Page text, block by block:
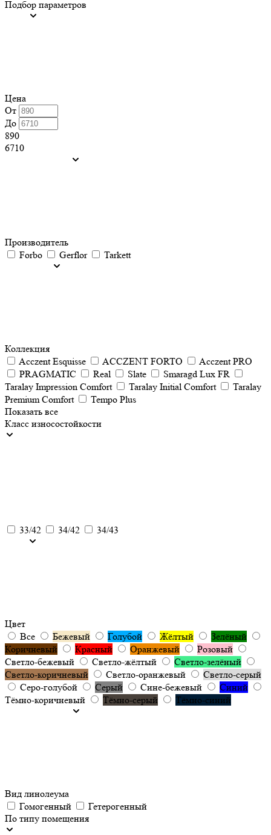
Подбор параметров
Цена
От
До
890
6710
Производитель
Forbo
Gerflor Tarkett
Коллекция
Acczent Esquisse
ACCZENT FORTO
Acczent PRO
PRAGMATIC
Real Slate
Smaragd Lux FR
Taralay Impression Comfort
Taralay Initial Comfort
Taralay
Premium Comfort
Tempo Plus
Показать все
Класс износостойкости
33/42 34/42 34/43
Цвет
Все
Бежевый Голубой Жёлтый
Зелёный
Коричневый
Красный Оранжевый
Розовый
Светло-бежевый
Светло-жёлтый
Светло-зелёный
Светло-коричневый
Светло-оранжевый
Светло-серый
Серо-голубой
Серый Сине-бежевый
Синий
Тёмно-коричневый
Тёмно-серый Тёмно-синий
Вид линолеума
Гомогенный
Гетерогенный
По типу помещения